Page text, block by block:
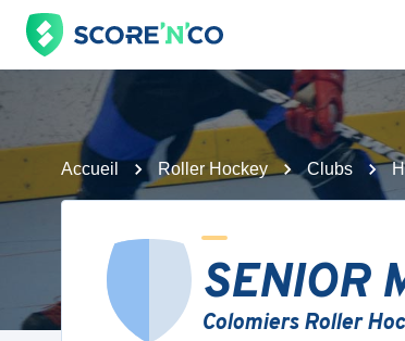
Accueil Roller Hockey Clubs
SENIOR
Colomiers Roller